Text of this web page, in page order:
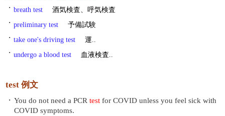
・ breath test
酒気検査、呼気検査
・ preliminary test
予備試験
・ take one's driving test
運..
・ undergo a blood test 血液検査..
test 例文
・ You do not need a PCR test for COVID unless you feel sick with
COVID symptoms.